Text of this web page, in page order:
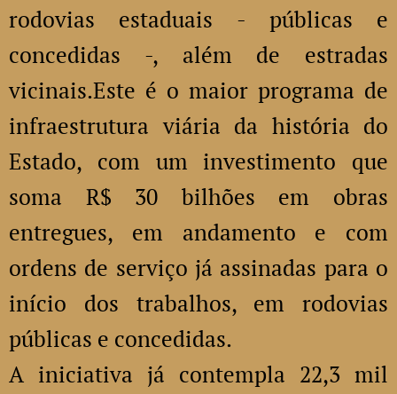
rodovias estaduais - públicas e
concedidas -, além de estradas
vicinais.Este é o maior programa de
infraestrutura viária da história do
Estado, com um investimento que
soma R$ 30 bilhões em obras
entregues, em andamento e com
ordens de serviço já assinadas para o
início dos trabalhos, em rodovias
públicas e concedidas.
A iniciativa já contempla 22,3 mil